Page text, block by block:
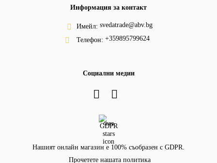
Информация за контакт
Имейл: svedatrade@abv.bg
Телефон: +359895799624
Социални медии
GDPR
Нашият онлайн магазин е 100% съобразен с GDPR.
Прочетете нашата политика